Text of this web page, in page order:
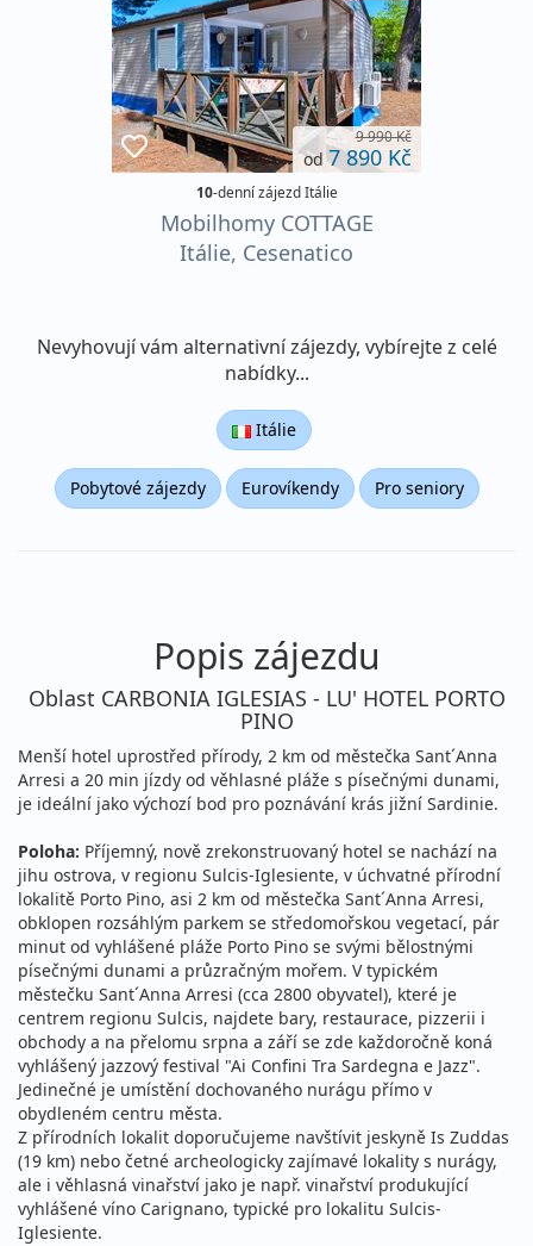
9 990 Kč
od7 890 Kč
10-denní zájezd Itálie
Mobilhomy COTTAGE
Itálie, Cesenatico
Nevyhovují vám alternativní zájezdy, vybírejte z celé
nabídky...
Itálie
Pobytové zájezdy Eurovíkendy Pro seniory
Popis zájezdu
Oblast CARBONIA IGLESIAS - LU' HOTEL PORTO
PINO
Menší hotel uprostřed přírody, 2 km od městečka Sant´Anna
Arresi a 20 min jízdy od věhlasné pláže s písečnými dunami,
je ideální jako výchozí bod pro poznávání krás jižní Sardinie.
Poloha: Příjemný, nově zrekonstruovaný hotel se nachází na
jihu ostrova, v regionu Sulcis-Iglesiente, v úchvatné přírodní
lokalitě Porto Pino, asi 2 km od městečka Sant´Anna Arresi,
obklopen rozsáhlým parkem se středomořskou vegetací, pár
minut od vyhlášené pláže Porto Pino se svými bělostnými
písečnými dunami a průzračným mořem. V typickém
městečku Sant´Anna Arresi (cca 2800 obyvatel), které je
centrem regionu Sulcis, najdete bary, restaurace, pizzerii i
obchody a na přelomu srpna a září se zde každoročně koná
vyhlášený jazzový festival "Ai Confini Tra Sardegna e Jazz".
Jedinečné je umístění dochovaného nurágu přímo v
obydleném centru města.
Z přírodních lokalit doporučujeme navštívit jeskyně Is Zuddas
(19 km) nebo četné archeologicky zajímavé lokality s nurágy,
ale i věhlasná vinařství jako je např. vinařství produkující
vyhlášené víno Carignano, typické pro lokalitu Sulcis-
Iglesiente.